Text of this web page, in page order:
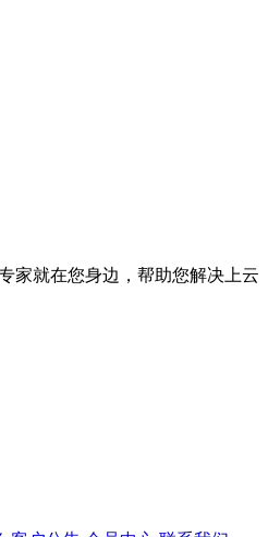
家就在您身边，帮助您解决上云